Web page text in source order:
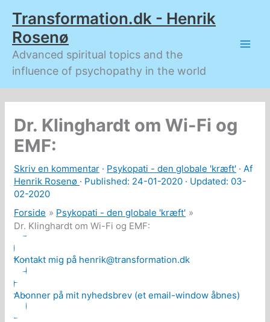
indholdet
Transformation.dk - Henrik
Rosenø
Advanced spiritual topics and the
influence of psychopathy in the world
Dr. Klinghardt om Wi-Fi og
EMF:
Skriv en kommentar · Psykopati - den globale 'kræft' · Af
Henrik Rosenø · Published: 24-01-2020 · Updated: 03-
02-2020
Forside
Psykopati - den globale 'kræft'
Dr. Klinghardt om Wi-Fi og EMF:
Kontakt mig på henrik@transformation.dk
Abonner på mit nyhedsbrev (et email-window åbnes)